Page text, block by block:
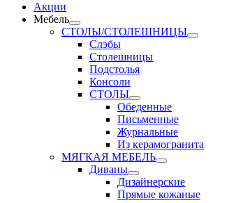
Акции
Мебель
СТОЛЫ/СТОЛЕШНИЦЫ
Слэбы
Столешницы
Подстолья
Консоли
СТОЛЫ
Обеденные
Письменные
Журнальные
Из керамогранита
МЯГКАЯ МЕБЕЛЬ
Диваны
Дизайнерские
Прямые кожаные